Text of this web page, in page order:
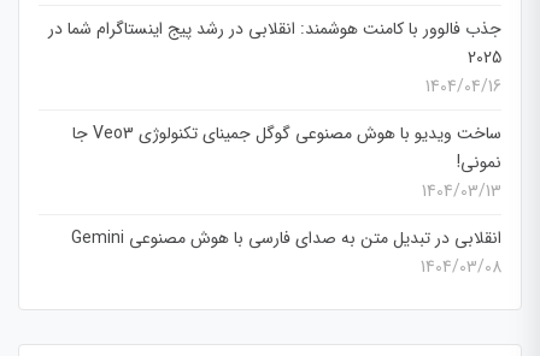
جذب فالوور با کامنت هوشمند: انقلابی در رشد پیج اینستاگرام شما در
2025
1404/04/16
ساخت ویدیو با هوش مصنوعی گوگل جمینای تکنولوژی Veo3 جا
نمونی!
1404/03/13
انقلابی در تبدیل متن به صدای فارسی با هوش مصنوعی Gemini
1404/03/08